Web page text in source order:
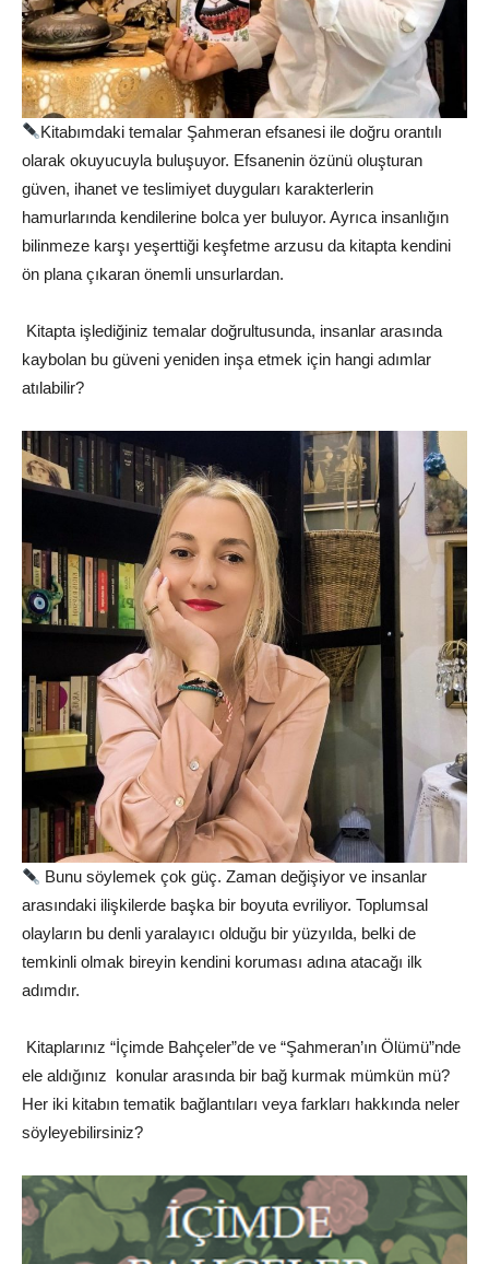
Kitabımdaki temalar Şahmeran efsanesi ile doğru orantılı
olarak okuyucuyla buluşuyor. Efsanenin özünü oluşturan
güven, ihanet ve teslimiyet duyguları karakterlerin
hamurlarında kendilerine bolca yer buluyor. Ayrıca insanlığın
bilinmeze karşı yeşerttiği keşfetme arzusu da kitapta kendini
ön plana çıkaran önemli unsurlardan.
Kitapta işlediğiniz temalar doğrultusunda, insanlar arasında
kaybolan bu güveni yeniden inşa etmek için hangi adımlar
atılabilir?
Bunu söylemek çok güç. Zaman değişiyor ve insanlar
arasındaki ilişkilerde başka bir boyuta evriliyor. Toplumsal
olayların bu denli yaralayıcı olduğu bir yüzyılda, belki de
temkinli olmak bireyin kendini koruması adına atacağı ilk
adımdır.
Kitaplarınız “İçimde Bahçeler”de ve “Şahmeran’ın Ölümü”nde
ele aldığınız konular arasında bir bağ kurmak mümkün mü?
Her iki kitabın tematik bağlantıları veya farkları hakkında neler
söyleyebilirsiniz?